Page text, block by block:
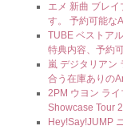
エメ 新曲 ブレ
す。 予約可能な
TUBE ベストア
特典内容、予約
嵐 デジタリアン
合う在庫ありの
2PM ウヨン ラ
Showcase Tour
Hey!Say!JUMP